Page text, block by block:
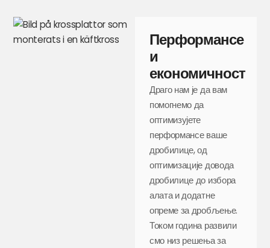
Перформансе
и
економичност
Драго нам је да вам
помогнемо да
оптимизујете
перформансе ваше
дробилице, од
оптимизације довода
дробилице до избора
алата и додатне
опреме за дробљење.
Током година развили
смо низ решења за